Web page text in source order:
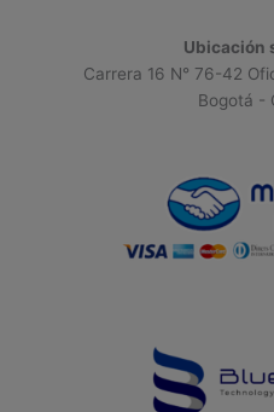
Ubicación
Carrera 16 N° 76-42
Bogotá -